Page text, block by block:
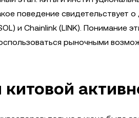
поведение свидетельствует
и Chainlink (LINK). Понимание
рыночными